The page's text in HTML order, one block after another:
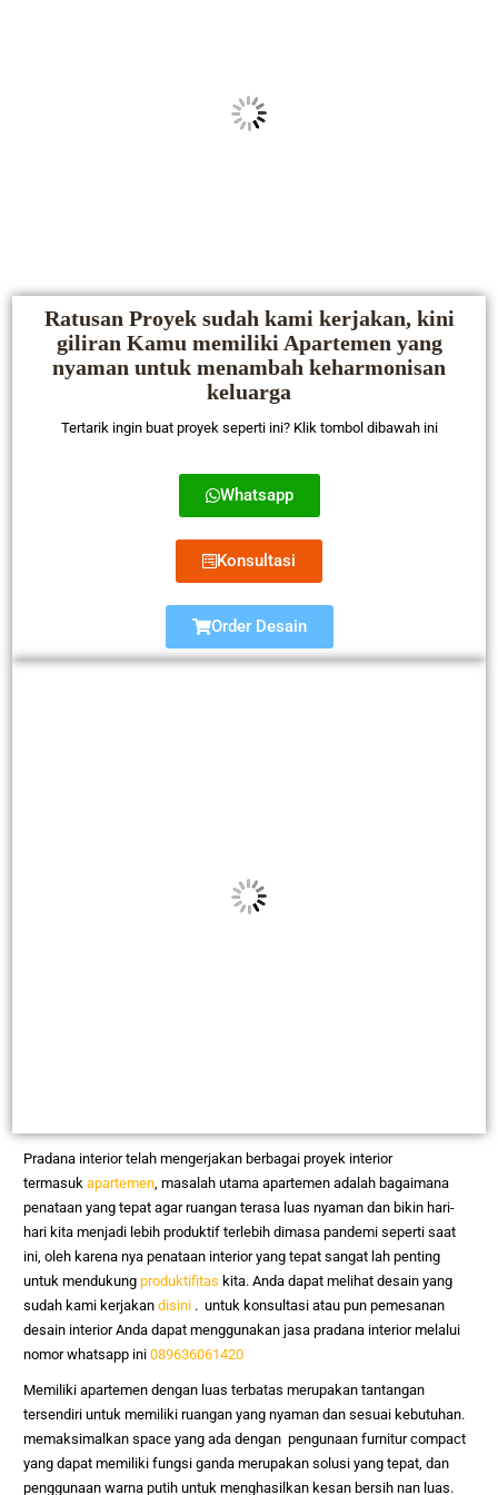
Ratusan Proyek sudah kami kerjakan, kini
giliran Kamu memiliki Apartemen yang
nyaman untuk menambah keharmonisan
keluarga
Tertarik ingin buat proyek seperti ini? Klik tombol dibawah ini
Whatsapp
Konsultasi
Order Desain
Pradana interior telah mengerjakan berbagai proyek interior
termasukapartemen , masalah utama apartemen adalah bagaimana
penataan yang tepat agar ruangan terasa luas nyaman dan bikin hari-
hari kita menjadi lebih produktif terlebih dimasa pandemi seperti saat
ini, oleh karena nya penataan interior yang tepat sangat lah penting
untuk mendukungproduktifitas kita. Anda dapat melihat desain yang
sudah kami kerjakandisini . untuk konsultasi atau pun pemesanan
desain interior Anda dapat menggunakan jasa pradana interior melalui
nomor whatsapp ini089636061420
Memiliki apartemen dengan luas terbatas merupakan tantangan
tersendiri untuk memiliki ruangan yang nyaman dan sesuai kebutuhan.
memaksimalkan space yang ada dengan pengunaan furnitur compact
yang dapat memiliki fungsi ganda merupakan solusi yang tepat, dan
penggunaan warna putih untuk menghasilkan kesan bersih nan luas.